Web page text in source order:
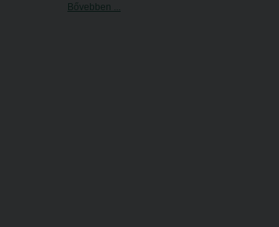
Bővebben ...